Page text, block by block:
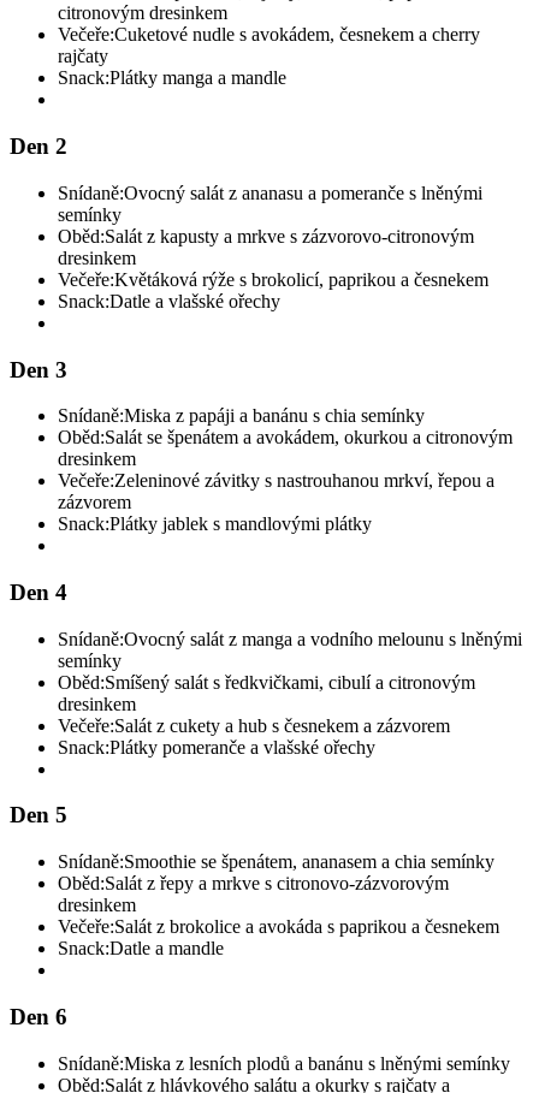
citronovým dresinkem
Večeře:Cuketové nudle s avokádem, česnekem a cherry
rajčaty
Snack:Plátky manga a mandle
Den 2
Snídaně:Ovocný salát z ananasu a pomeranče s lněnými
semínky
Oběd:Salát z kapusty a mrkve s zázvorovo-citronovým
dresinkem
Večeře:Květáková rýže s brokolicí, paprikou a česnekem
Snack:Datle a vlašské ořechy
Den 3
Snídaně:Miska z papáji a banánu s chia semínky
Oběd:Salát se špenátem a avokádem, okurkou a citronovým
dresinkem
Večeře:Zeleninové závitky s nastrouhanou mrkví, řepou a
zázvorem
Snack:Plátky jablek s mandlovými plátky
Den 4
Snídaně:Ovocný salát z manga a vodního melounu s lněnými
semínky
Oběd:Smíšený salát s ředkvičkami, cibulí a citronovým
dresinkem
Večeře:Salát z cukety a hub s česnekem a zázvorem
Snack:Plátky pomeranče a vlašské ořechy
Den 5
Snídaně:Smoothie se špenátem, ananasem a chia semínky
Oběd:Salát z řepy a mrkve s citronovo-zázvorovým
dresinkem
Večeře:Salát z brokolice a avokáda s paprikou a česnekem
Snack:Datle a mandle
Den 6
Snídaně:Miska z lesních plodů a banánu s lněnými semínky
Oběd:Salát z hlávkového salátu a okurky s rajčaty a